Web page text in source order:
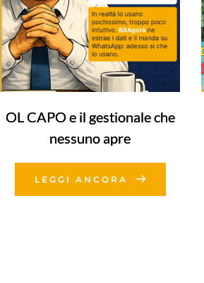
OL CAPO e il gestionale che
nessuno apre
LEGGI ANCORA